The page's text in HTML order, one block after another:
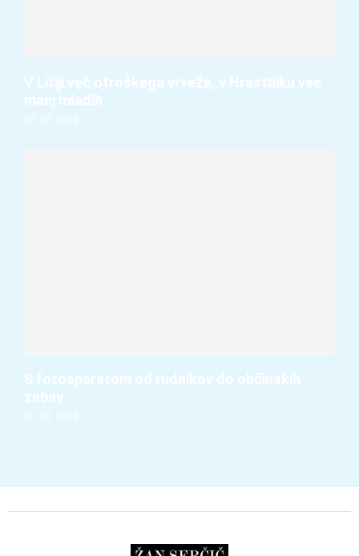
V Litiji več otroškega vrveža, v Hrastniku vse
manj mladih
07. 08. 2026
S fotoaparatom od rudnikov do občinskih
zabav
06. 08. 2026